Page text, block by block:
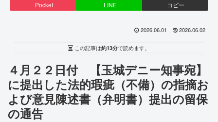
Pocket LINE コピー
2026.06.01 2026.06.02
この記事は約13分で読めます。
４月２２日付 【玉城デニー知事宛】
に提出した法的瑕疵（不備）の指摘お
よび意見陳述書（弁明書）提出の留保
の通告